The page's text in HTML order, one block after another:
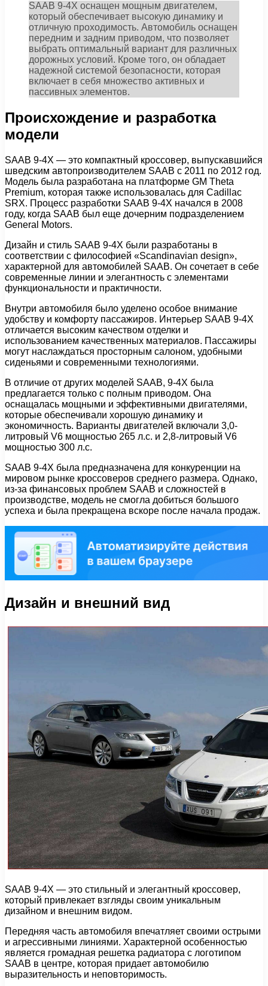
SAAB 9-4X оснащен мощным двигателем,
который обеспечивает высокую динамику и
отличную проходимость. Автомобиль оснащен
передним и задним приводом, что позволяет
выбрать оптимальный вариант для различных
дорожных условий. Кроме того, он обладает
надежной системой безопасности, которая
включает в себя множество активных и
пассивных элементов.
Происхождение и разработка
модели
SAAB 9-4X — это компактный кроссовер, выпускавшийся
шведским автопроизводителем SAAB с 2011 по 2012 год.
Модель была разработана на платформе GM Theta
Premium, которая также использовалась для Cadillac
SRX. Процесс разработки SAAB 9-4X начался в 2008
году, когда SAAB был еще дочерним подразделением
General Motors.
Дизайн и стиль SAAB 9-4X были разработаны в
соответствии с философией «Scandinavian design»,
характерной для автомобилей SAAB. Он сочетает в себе
современные линии и элегантность с элементами
функциональности и практичности.
Внутри автомобиля было уделено особое внимание
удобству и комфорту пассажиров. Интерьер SAAB 9-4X
отличается высоким качеством отделки и
использованием качественных материалов. Пассажиры
могут наслаждаться просторным салоном, удобными
сиденьями и современными технологиями.
В отличие от других моделей SAAB, 9-4X была
предлагается только с полным приводом. Она
оснащалась мощными и эффективными двигателями,
которые обеспечивали хорошую динамику и
экономичность. Варианты двигателей включали 3,0-
литровый V6 мощностью 265 л.с. и 2,8-литровый V6
мощностью 300 л.с.
SAAB 9-4X была предназначена для конкуренции на
мировом рынке кроссоверов среднего размера. Однако,
из-за финансовых проблем SAAB и сложностей в
производстве, модель не смогла добиться большого
успеха и была прекращена вскоре после начала продаж.
Дизайн и внешний вид
SAAB 9-4X — это стильный и элегантный кроссовер,
который привлекает взгляды своим уникальным
дизайном и внешним видом.
Передняя часть автомобиля впечатляет своими острыми
и агрессивными линиями. Характерной особенностью
является громадная решетка радиатора с логотипом
SAAB в центре, которая придает автомобилю
выразительность и неповторимость.